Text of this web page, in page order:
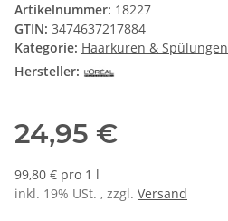
Artikelnummer: 18227
GTIN: 3474637217884
Kategorie: Haarkuren & Spülungen
Hersteller:
24,95 €
99,80 € pro 1 l
inkl. 19% USt. , zzgl. Versand